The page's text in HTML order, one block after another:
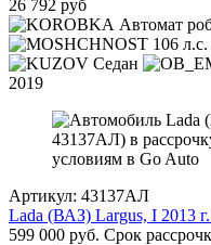
26 792 руб
Автомат
106 л.с.
Седан
2019
Артикул: 43137АЛ
Lada (ВАЗ) Largus, I 2013
599 000 руб. Срок